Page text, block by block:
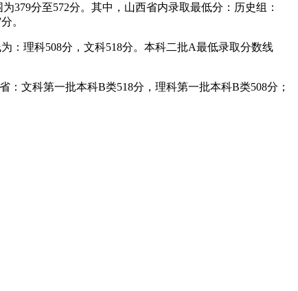
379分至572分。其中，山西省内录取最低分：历史组：
。
：理科508分，文科518分。本科二批A最低录取分数线
文科第一批本科B类518分，理科第一批本科B类508分；